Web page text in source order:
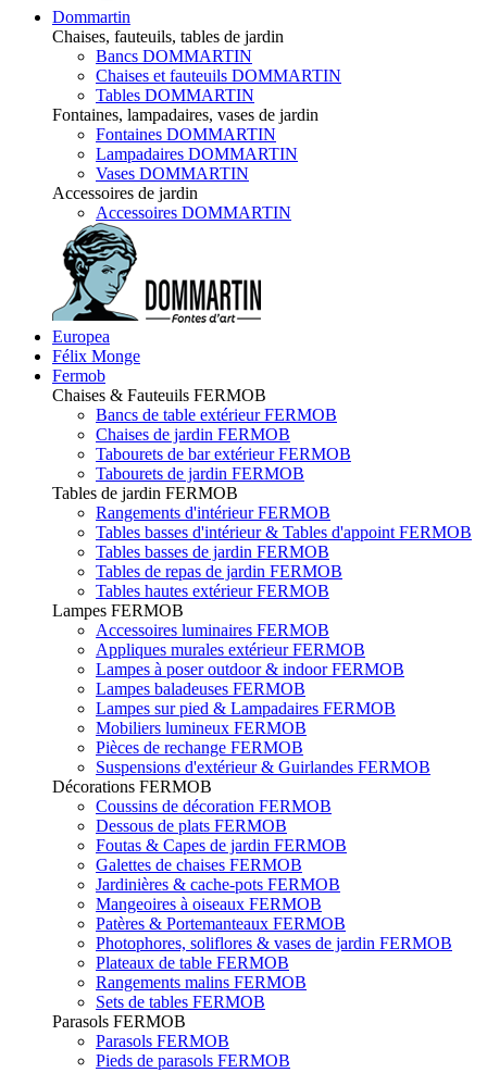
Dommartin
Chaises, fauteuils, tables de jardin
Bancs DOMMARTIN
Chaises et fauteuils DOMMARTIN
Tables DOMMARTIN
Fontaines, lampadaires, vases de jardin
Fontaines DOMMARTIN
Lampadaires DOMMARTIN
Vases DOMMARTIN
Accessoires de jardin
Accessoires DOMMARTIN
Europea
Félix Monge
Fermob
Chaises & Fauteuils FERMOB
Bancs de table extérieur FERMOB
Chaises de jardin FERMOB
Tabourets de bar extérieur FERMOB
Tabourets de jardin FERMOB
Tables de jardin FERMOB
Rangements d'intérieur FERMOB
Tables basses d'intérieur & Tables d'appoint FERMOB
Tables basses de jardin FERMOB
Tables de repas de jardin FERMOB
Tables hautes extérieur FERMOB
Lampes FERMOB
Accessoires luminaires FERMOB
Appliques murales extérieur FERMOB
Lampes à poser outdoor & indoor FERMOB
Lampes baladeuses FERMOB
Lampes sur pied & Lampadaires FERMOB
Mobiliers lumineux FERMOB
Pièces de rechange FERMOB
Suspensions d'extérieur & Guirlandes FERMOB
Décorations FERMOB
Coussins de décoration FERMOB
Dessous de plats FERMOB
Foutas & Capes de jardin FERMOB
Galettes de chaises FERMOB
Jardinières & cache-pots FERMOB
Mangeoires à oiseaux FERMOB
Patères & Portemanteaux FERMOB
Photophores, soliflores & vases de jardin FERMOB
Plateaux de table FERMOB
Rangements malins FERMOB
Sets de tables FERMOB
Parasols FERMOB
Parasols FERMOB
Pieds de parasols FERMOB